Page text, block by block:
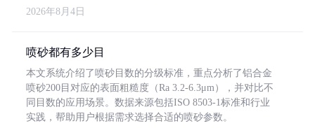
2026年8月4日
喷砂都有多少目
本文系统介绍了喷砂目数的分级标准，重点分析了铝合金
喷砂200目对应的表面粗糙度（Ra 3.2-6.3μm），并对比不
同目数的应用场景。数据来源包括ISO 8503-1标准和行业
实践，帮助用户根据需求选择合适的喷砂参数。